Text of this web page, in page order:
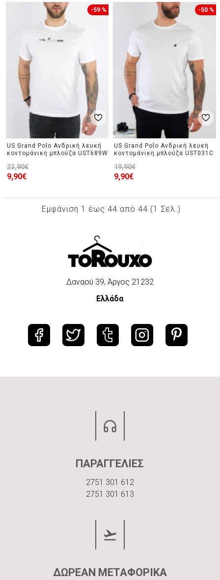
-59 %
US Grand Polo Ανδρική λευκή
κοντομάνικη μπλούζα UST689W
9,90€
23,90€
-50 %
US Grand Polo Ανδρική λευκή
κοντομάνικη μπλούζα UST031C
9,90€
19,90€
Εμφάνιση 1 έως 44 από 44 (1 Σελ.)
Δαναού 39, Άργος 21232
Ελλάδα
ΠΑΡΑΓΓΕΛΙΕΣ
2751 301 612
2751 301 613
ΔΩΡΕΑΝ ΜΕΤΑΦΟΡΙΚΑ